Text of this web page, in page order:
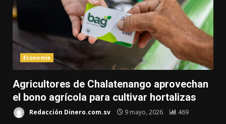
Economía
Agricultores de Chalatenango aprovechan
el bono agrícola para cultivar hortalizas
Redacción Dinero.com.sv 9 mayo, 2026 469